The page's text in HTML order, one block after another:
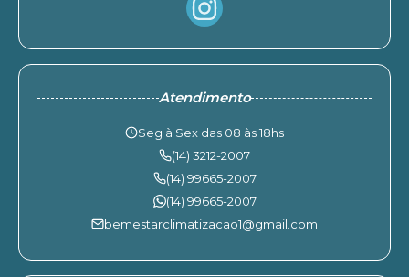
Atendimento
Seg à Sex das 08 às 18hs
(14) 3212-2007
(14) 99665-2007
(14) 99665-2007
bemestarclimatizacao1@gmail.com